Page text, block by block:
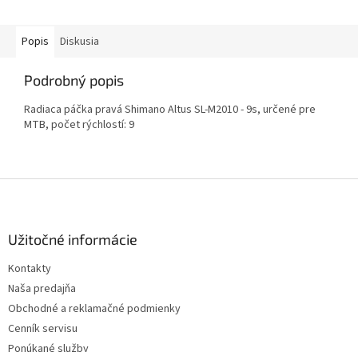
Popis Diskusia
Podrobný popis
Radiaca páčka pravá Shimano Altus SL-M2010 - 9s, určené pre
MTB, počet rýchlostí: 9
Užitočné informácie
Kontakty
Naša predajňa
Obchodné a reklamačné podmienky
Cenník servisu